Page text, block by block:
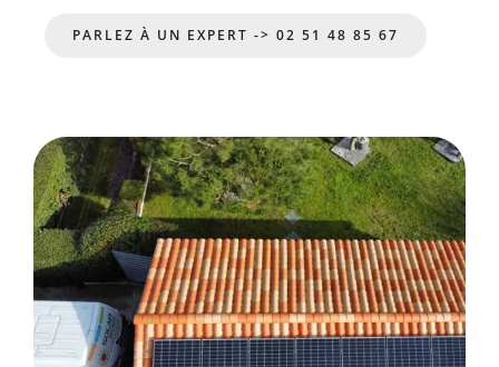
PARLEZ À UN EXPERT -> 02 51 48 85 67